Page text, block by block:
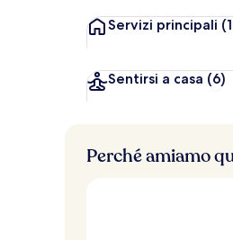
Servizi principali
Sentirsi a casa (6)
Perché amiamo